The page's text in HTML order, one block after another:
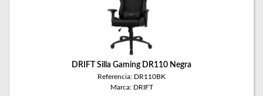
DRIFT Silla Gaming DR110 Negra
Referencia: DR110BK
Marca: DRIFT